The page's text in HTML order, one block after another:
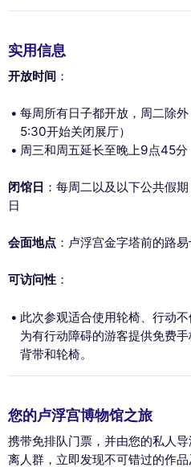
实用信息
开放时间 ：
每周所有日子都开放，周二除
5:30开始关闭展厅）
周三和周五延长至晚上9点45分
闭馆日 ：每周二以及以下公共假
日
会面地点 ：卢浮宫金字塔前的路
可访问性 ：
此次参观适合使用轮椅、行动
为有行动障碍的游客提供免费
背带和轮椅。
您的卢浮宫博物馆之旅
携带免排队门票，并由您的私人
离人群，立即发现不可错过的作品